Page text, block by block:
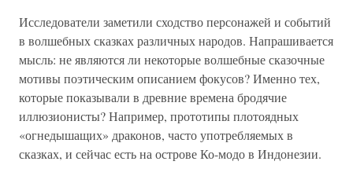
Исследователи заметили сходство персонажей и событий
в волшебных сказках различных народов. Напрашивается
мысль: не являются ли некоторые волшебные сказочные
мотивы поэтическим описанием фокусов? Именно тех,
которые показывали в древние времена бродячие
иллюзионисты? Например, прототипы плотоядных
«огнедышащих» драконов, часто употребляемых в
сказках, и сейчас есть на острове Ко-модо в Индонезии.